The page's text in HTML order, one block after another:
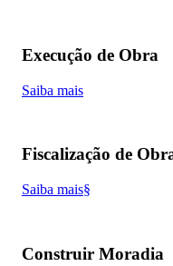
Execução de Obra
Saiba mais
Fiscalização de
Saiba mais§
Construir Moradia